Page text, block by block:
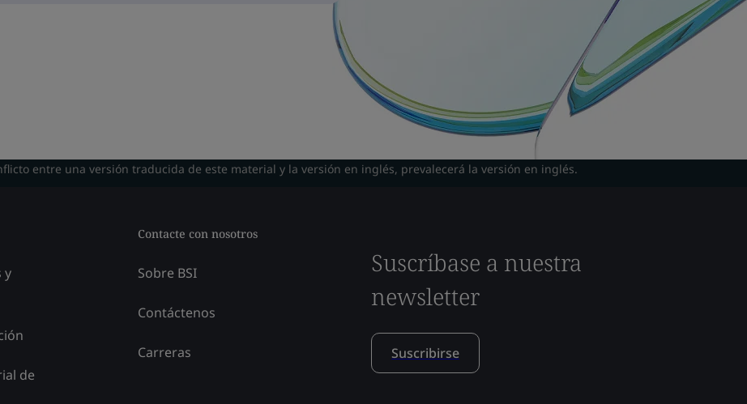
entre una versión traducida de este material y la versión en inglés, prevalecerá la versión en inglés.
y
de
Contacte con nosotros
Sobre BSI
Contáctenos
Carreras
Suscríbase a nuestra
newsletter
Suscribirse